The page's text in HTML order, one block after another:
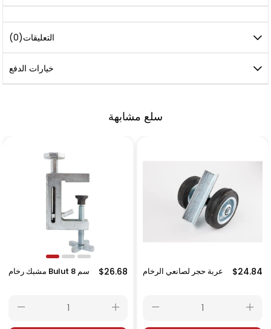
التعليقات(0)
خيارات الدفع
سلع مشابهة
مشبك رخام Bulut 8 سم $26.68 عربة حجر لصانعي الرخام $24.84